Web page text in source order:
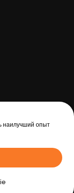
наилучший опыт